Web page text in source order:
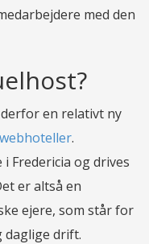
med den
en relativt ny
webhoteller.
Fredericia og drives
er altså en
ejere, som står for
daglige drift.